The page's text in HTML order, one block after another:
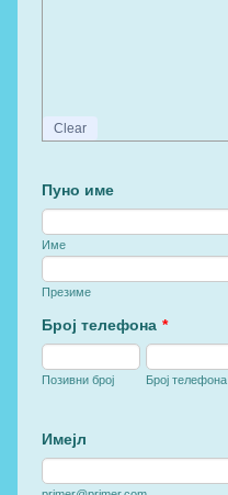
Clear
Пуно име
Име
Презиме
Број телефона *
Позивни број Број телефона
Имејл